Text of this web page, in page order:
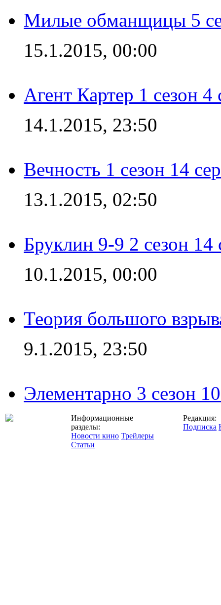
Милые обманщицы 5
15.1.2015, 00:00
Агент Картер 1 сезон 4
14.1.2015, 23:50
Вечность 1 сезон 14
13.1.2015, 02:50
Бруклин 9-9 2 сезон 14
10.1.2015, 00:00
Теория большого
9.1.2015, 23:50
Элементарно 3 сезон
Информационные
разделы:
Новости кино Трейлеры
Статьи
Редакция:
Подписка